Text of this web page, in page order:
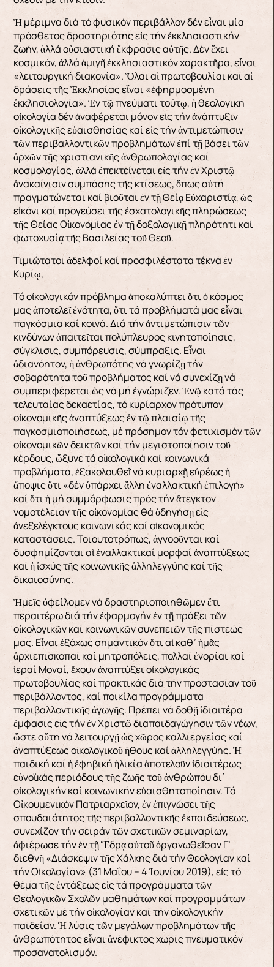
Ἡ μέριμνα διά τό φυσικόν περιβάλλον δέν εἶναι μία
πρόσθετος δραστηριότης εἰς τήν ἐκκλησιαστικήν
ζωήν, ἀλλά οὐσιαστική ἔκφρασις αὐτῆς. Δέν ἔχει
κοσμικόν, ἀλλά ἀμιγῆ ἐκκλησιαστικόν χαρακτῆρα, εἶναι
«λειτουργική διακονία». Ὅλαι αἱ πρωτοβουλίαι καί αἱ
δράσεις τῆς Ἐκκλησίας εἶναι «ἐφηρμοσμένη
ἐκκλησιολογία». Ἐν τῷ πνεύματι τούτῳ, ἡ θεολογική
οἰκολογία δέν ἀναφέρεται μόνον εἰς τήν ἀνάπτυξιν
οἰκολογικῆς εὐαισθησίας καί εἰς τήν ἀντιμετώπισιν
τῶν περιβαλλοντικῶν προβλημάτων ἐπί τῇ βάσει τῶν
ἀρχῶν τῆς χριστιανικῆς ἀνθρωπολογίας καί
κοσμολογίας, ἀλλά ἐπεκτείνεται εἰς τήν ἐν Χριστῷ
ἀνακαίνισιν συμπάσης τῆς κτίσεως, ὅπως αὐτή
πραγματώνεται καί βιοῦται ἐν τῇ Θείᾳ Εὐχαριστίᾳ, ὡς
εἰκόνι καί προγεύσει τῆς ἐσχατολογικῆς πληρώσεως
τῆς Θείας Οἰκονομίας ἐν τῇ δοξολογικῇ πληρότητι καί
φωτοχυσίᾳ τῆς Βασιλείας τοῦ Θεοῦ.
Τιμιώτατοι ἀδελφοί καί προσφιλέστατα τέκνα ἐν
Κυρίῳ,
Τό οἰκολογικόν πρόβλημα ἀποκαλύπτει ὅτι ὁ κόσμος
μας ἀποτελεῖ ἑνότητα, ὅτι τά προβλήματά μας εἶναι
παγκόσμια καί κοινά. Διά τήν ἀντιμετώπισιν τῶν
κινδύνων ἀπαιτεῖται πολύπλευρος κινητοποίησις,
σύγκλισις, συμπόρευσις, σύμπραξις. Εἶναι
ἀδιανόητον, ἡ ἀνθρωπότης νά γνωρίζῃ τήν
σοβαρότητα τοῦ προβλήματος καί νά συνεχίζῃ νά
συμπεριφέρεται ὡς νά μή ἐγνώριζεν. Ἐνῷ κατά τάς
τελευταίας δεκαετίας, τό κυρίαρχον πρότυπον
οἰκονομικῆς ἀναπτύξεως ἐν τῷ πλαισίῳ τῆς
παγκοσμιοποιήσεως, μέ πρόσημον τόν φετιχισμόν τῶν
οἰκονομικῶν δεικτῶν καί τήν μεγιστοποίησιν τοῦ
κέρδους, ὤξυνε τά οἰκολογικά καί κοινωνικά
προβλήματα, ἐξακολουθεῖ νά κυριαρχῇ εὐρέως ἡ
ἄποψις ὅτι «δέν ὑπάρχει ἄλλη ἐναλλακτική ἐπιλογή»
καί ὅτι ἡ μή συμμόρφωσις πρός τήν ἄτεγκτον
νομοτέλειαν τῆς οἰκονομίας θά ὁδηγήσῃ εἰς
ἀνεξελέγκτους κοινωνικάς καί οἰκονομικάς
καταστάσεις. Τοιουτοτρόπως, ἀγνοοῦνται καί
δυσφημίζονται αἱ ἐναλλακτικαί μορφαί ἀναπτύξεως
καί ἡ ἰσχύς τῆς κοινωνικῆς ἀλληλεγγύης καί τῆς
δικαιοσύνης.
Ἡμεῖς ὀφείλομεν νά δραστηριοποιηθῶμεν ἔτι
περαιτέρω διά τήν ἐφαρμογήν ἐν τῇ πράξει τῶν
οἰκολογικῶν καί κοινωνικῶν συνεπειῶν τῆς πίστεώς
μας. Εἶναι ἐξόχως σημαντικόν ὅτι αἱ καθ᾿ ἡμᾶς
ἀρχιεπισκοπαί καί μητροπόλεις, πολλαί ἐνορίαι καί
ἱεραί Μοναί, ἔχουν ἀναπτύξει οἰκολογικάς
πρωτοβουλίας καί πρακτικάς διά τήν προστασίαν τοῦ
περιβάλλοντος, καί ποικίλα προγράμματα
περιβαλλοντικῆς ἀγωγῆς. Πρέπει νά δοθῇ ἰδιαιτέρα
ἔμφασις εἰς τήν ἐν Χριστῷ διαπαιδαγώγησιν τῶν νέων,
ὥστε αὕτη νά λειτουργῇ ὡς χῶρος καλλιεργείας καί
ἀναπτύξεως οἰκολογικοῦ ἤθους καί ἀλληλεγγύης. Ἡ
παιδική καί ἡ ἐφηβική ἡλικία ἀποτελοῦν ἰδιαιτέρως
εὐνοϊκάς περιόδους τῆς ζωῆς τοῦ ἀνθρώπου δι᾿
οἰκολογικήν καί κοινωνικήν εὐαισθητοποίησιν. Τό
Οἰκουμενικόν Πατριαρχεῖον, ἐν ἐπιγνώσει τῆς
σπουδαιότητος τῆς περιβαλλοντικῆς ἐκπαιδεύσεως,
συνεχίζον τήν σειράν τῶν σχετικῶν σεμιναρίων,
ἀφιέρωσε τήν ἐν τῇ Ἕδρᾳ αὐτοῦ ὀργανωθεῖσαν Γ’
διεθνῆ «Διάσκεψιν τῆς Χάλκης διά τήν Θεολογίαν καί
τήν Οἰκολογίαν» (31 Μαΐου – 4 Ἰουνίου 2019), εἰς τό
θέμα τῆς ἐντάξεως εἰς τά προγράμματα τῶν
Θεολογικῶν Σχολῶν μαθημάτων καί προγραμμάτων
σχετικῶν μέ τήν οἰκολογίαν καί τήν οἰκολογικήν
παιδείαν. Ἡ λύσις τῶν μεγάλων προβλημάτων τῆς
ἀνθρωπότητος εἶναι ἀνέφικτος χωρίς πνευματικόν
προσανατολισμόν.